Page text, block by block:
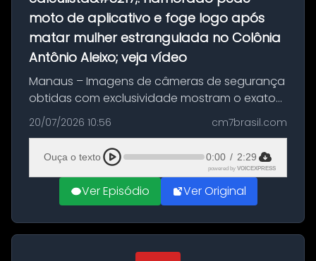
moto de aplicativo e foge logo após
matar mulher estrangulada no Colônia
Antônio Aleixo; veja vídeo
Manaus – Imagens de câmeras de segurança
obtidas com exclusividade mostram o exato
momento da fuga do principal suspeito da
morte de Larissa Araújo, de 28 anos. O crime
ocorreu na noite deste último d...
20/07/2026 10:56 cm7brasil.com
Ouça o texto 0:00 / 2:29
powered by VOICEXPRESS
Ver Episódio Ver Original